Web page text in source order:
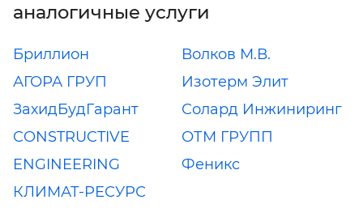
аналогичные услуги
Бриллион
Волков М.В.
АГОРА ГРУП
Изотерм Элит
ЗахидБудГарант
Солард Инжиниринг
CONSTRUCTIVE
ENGINEERING
ОТМ ГРУПП
Феникс
КЛИМАТ-РЕСУРС